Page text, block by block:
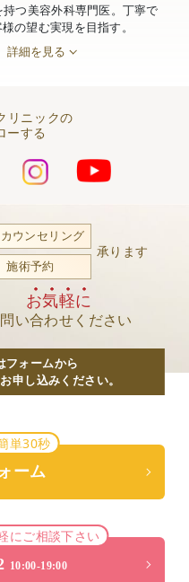
つ美容外科専門医。丁寧で
の望む実現を目指す。
詳細を見る
リニックの
ーする
カウンセリング
施術予約
承ります
お気軽に
い合わせください
フォームから
申し込みください。
単30秒
ーム
にご相談下さい
10:00-19:00